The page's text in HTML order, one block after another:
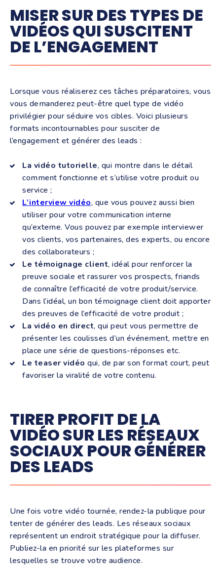
MISER SUR DES TYPES DE
VIDÉOS QUI SUSCITENT
DE L’ENGAGEMENT
Lorsque vous réaliserez ces tâches préparatoires, vous
vous demanderez peut-être quel type de vidéo
privilégier pour séduire vos cibles. Voici plusieurs
formats incontournables pour susciter de
l’engagement et générer des leads :
La vidéo tutorielle, qui montre dans le détail
comment fonctionne et s’utilise votre produit ou
service ;
L’interview vidéo, que vous pouvez aussi bien
utiliser pour votre communication interne
qu’externe. Vous pouvez par exemple interviewer
vos clients, vos partenaires, des experts, ou encore
des collaborateurs ;
Le témoignage client, idéal pour renforcer la
preuve sociale et rassurer vos prospects, friands
de connaître l’efficacité de votre produit/service.
Dans l’idéal, un bon témoignage client doit apporter
des preuves de l’efficacité de votre produit ;
La vidéo en direct, qui peut vous permettre de
présenter les coulisses d’un événement, mettre en
place une série de questions-réponses etc.
Le teaser vidéo qui, de par son format court, peut
favoriser la viralité de votre contenu.
TIRER PROFIT DE LA
VIDÉO SUR LES RÉSEAUX
SOCIAUX POUR GÉNÉRER
DES LEADS
Une fois votre vidéo tournée, rendez-la publique pour
tenter de générer des leads. Les réseaux sociaux
représentent un endroit stratégique pour la diffuser.
Publiez-la en priorité sur les plateformes sur
lesquelles se trouve votre audience.